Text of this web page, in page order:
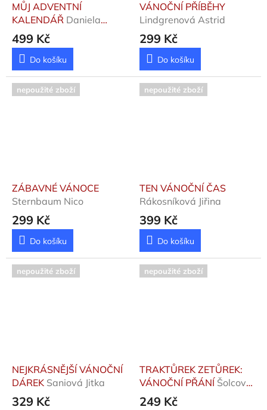
MŮJ ADVENTNÍ
KALENDÁŘ Daniela
Gamba, Donata
Montanari
499 Kč
Do košíku
VÁNOČNÍ PŘÍBĚHY
Lindgrenová Astrid
299 Kč
Do košíku
nepoužité zboží
ZÁBAVNÉ VÁNOCE
Sternbaum Nico
299 Kč
Do košíku
nepoužité zboží
TEN VÁNOČNÍ ČAS
Rákosníková Jiřina
399 Kč
Do košíku
nepoužité zboží
NEJKRÁSNĚJŠÍ VÁNOČNÍ
DÁREK Saniová Jitka
329 Kč
nepoužité zboží
TRAKTŮREK ZETŮREK:
VÁNOČNÍ PŘÁNÍ Šolcová
Petra
249 Kč